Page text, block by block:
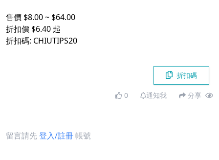
售價 $8.00 ~ $64.00
折扣價 $6.40 起
折扣碼: CHIUTIPS20
折扣碼
0 通知我 分享
留言請先登入/註冊帳號